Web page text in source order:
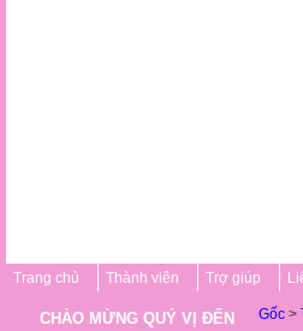
Trang chủ Thành viên Trợ giúp
CHÀO MỪNG QUÝ VỊ ĐẾN
Gốc >